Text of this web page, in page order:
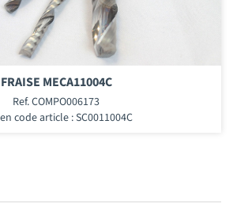
FRAISE MECA11004C
Ref. COMPO006173
code article : SC0011004C